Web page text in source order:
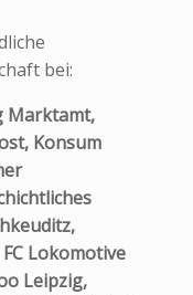
bei:
Marktamt,
Konsum
Lokomotive
Leipzig,